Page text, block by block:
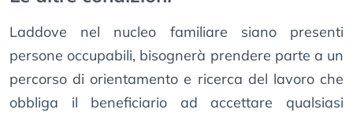
Laddove nel nucleo familiare siano presenti
persone occupabili, bisognerà prendere parte a un
percorso di orientamento e ricerca del lavoro che
obbliga il beneficiario ad accettare qualsiasi